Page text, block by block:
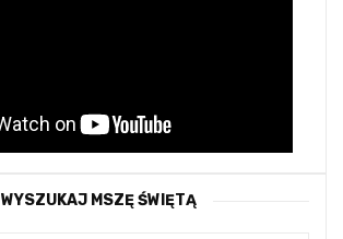
WYSZUKAJ MSZĘ ŚWIĘTĄ